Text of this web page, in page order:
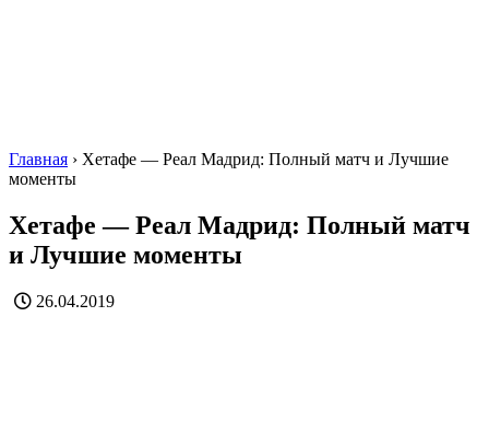
Главная › Хетафе — Реал Мадрид: Полный матч и Лучшие
моменты
Хетафе — Реал Мадрид: Полный матч
и Лучшие моменты
26.04.2019